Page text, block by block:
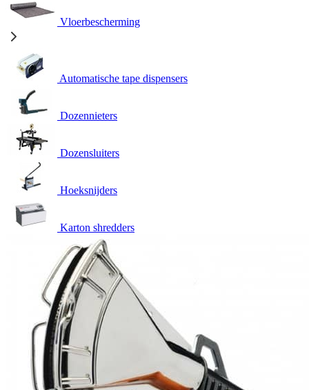
Vloerbescherming
Automatische tape dispensers
Dozennieters
Dozensluiters
Hoeksnijders
Karton shredders